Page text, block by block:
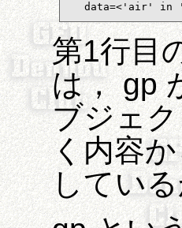
data=<'air' in
第1行目
は， gp
ブジェ
く内容
してい